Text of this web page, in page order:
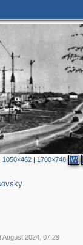
1050×462| 1700×748 W
August 2024, 07:29